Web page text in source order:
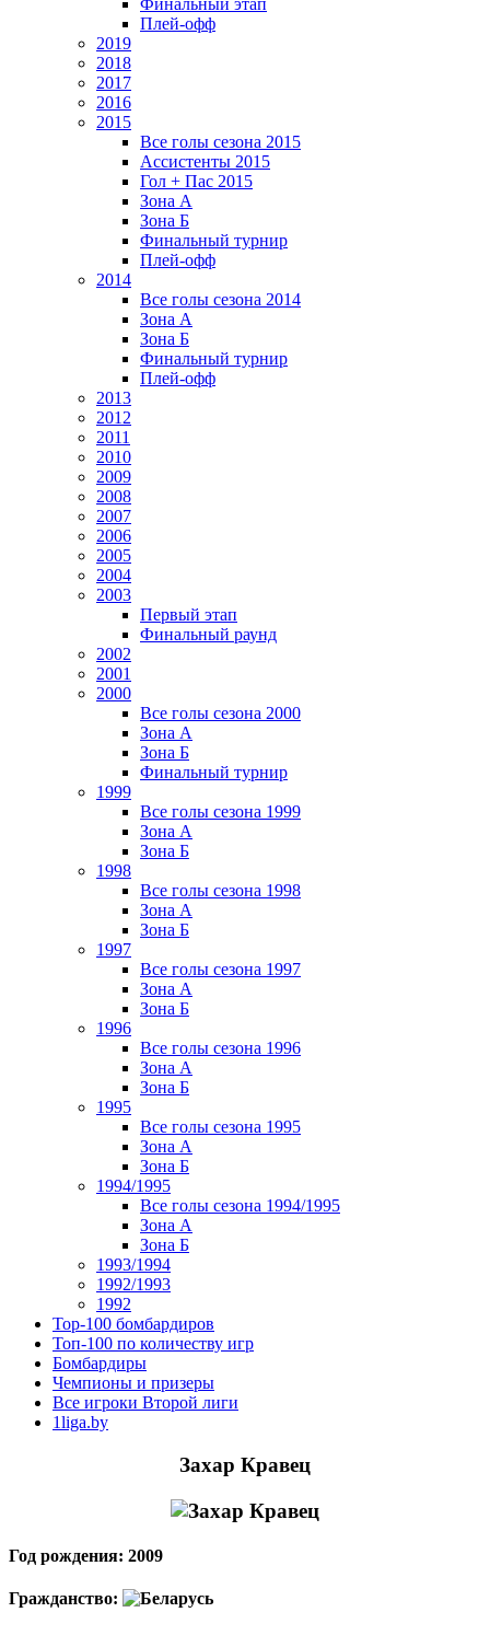
Финальный этап
Плей-офф
2019
2018
2017
2016
2015
Все голы сезона 2015
Ассистенты 2015
Гол + Пас 2015
Зона А
Зона Б
Финальный турнир
Плей-офф
2014
Все голы сезона 2014
Зона А
Зона Б
Финальный турнир
Плей-офф
2013
2012
2011
2010
2009
2008
2007
2006
2005
2004
2003
Первый этап
Финальный раунд
2002
2001
2000
Все голы сезона 2000
Зона А
Зона Б
Финальный турнир
1999
Все голы сезона 1999
Зона А
Зона Б
1998
Все голы сезона 1998
Зона А
Зона Б
1997
Все голы сезона 1997
Зона А
Зона Б
1996
Все голы сезона 1996
Зона А
Зона Б
1995
Все голы сезона 1995
Зона А
Зона Б
1994/1995
Все голы сезона 1994/1995
Зона А
Зона Б
1993/1994
1992/1993
1992
Top-100 бомбардиров
Топ-100 по количеству игр
Бомбардиры
Чемпионы и призеры
Все игроки Второй лиги
1liga.by
Захар Кравец
Год рождения: 2009
Гражданство: